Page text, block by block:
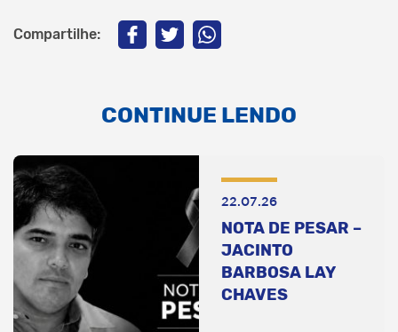
Compartilhe:
CONTINUE LENDO
22.07.26
NOTA DE PESAR –
JACINTO
BARBOSA LAY
CHAVES